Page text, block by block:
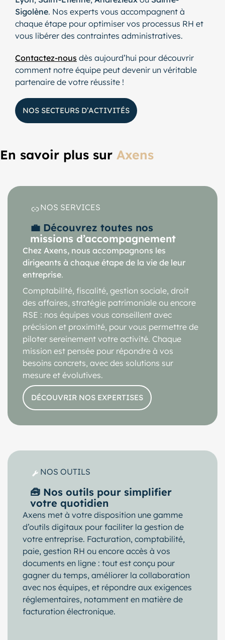
Sigolène. Nos experts vous accompagnent à
chaque étape pour optimiser vos processus RH et
vous libérer des contraintes administratives.
Contactez-nous dès aujourd’hui pour découvrir
comment notre équipe peut devenir un véritable
partenaire de votre réussite !
NOS SECTEURS D’ACTIVITÉS
En savoir plus sur Axens
NOS SERVICES
💼 Découvrez toutes nos
missions d’accompagnement
Chez Axens, nous accompagnons les
dirigeants à chaque étape de la vie de leur
entreprise.
Comptabilité, fiscalité, gestion sociale, droit
des affaires, stratégie patrimoniale ou encore
RSE : nos équipes vous conseillent avec
précision et proximité, pour vous permettre de
piloter sereinement votre activité. Chaque
mission est pensée pour répondre à vos
besoins concrets, avec des solutions sur
mesure et évolutives.
DÉCOUVRIR NOS EXPERTISES
NOS OUTILS
🧰 Nos outils pour simplifier
votre quotidien
Axens met à votre disposition une gamme
d’outils digitaux pour faciliter la gestion de
votre entreprise. Facturation, comptabilité,
paie, gestion RH ou encore accès à vos
documents en ligne : tout est conçu pour
gagner du temps, améliorer la collaboration
avec nos équipes, et répondre aux exigences
réglementaires, notamment en matière de
facturation électronique.